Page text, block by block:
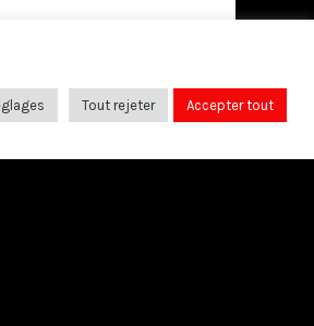
aux fondamentalismes
Tout rejeter Accepter tout